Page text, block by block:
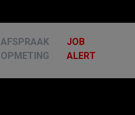
AFSPRAAK
OPMETING
JOB
ALERT